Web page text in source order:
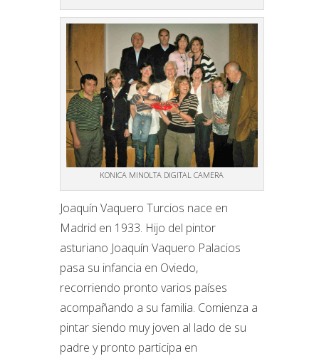
KONICA MINOLTA DIGITAL CAMERA
Joaquín Vaquero Turcios nace en
Madrid en 1933. Hijo del pintor
asturiano Joaquín Vaquero Palacios
pasa su infancia en Oviedo,
recorriendo pronto varios países
acompañando a su familia. Comienza a
pintar siendo muy joven al lado de su
padre y pronto participa en